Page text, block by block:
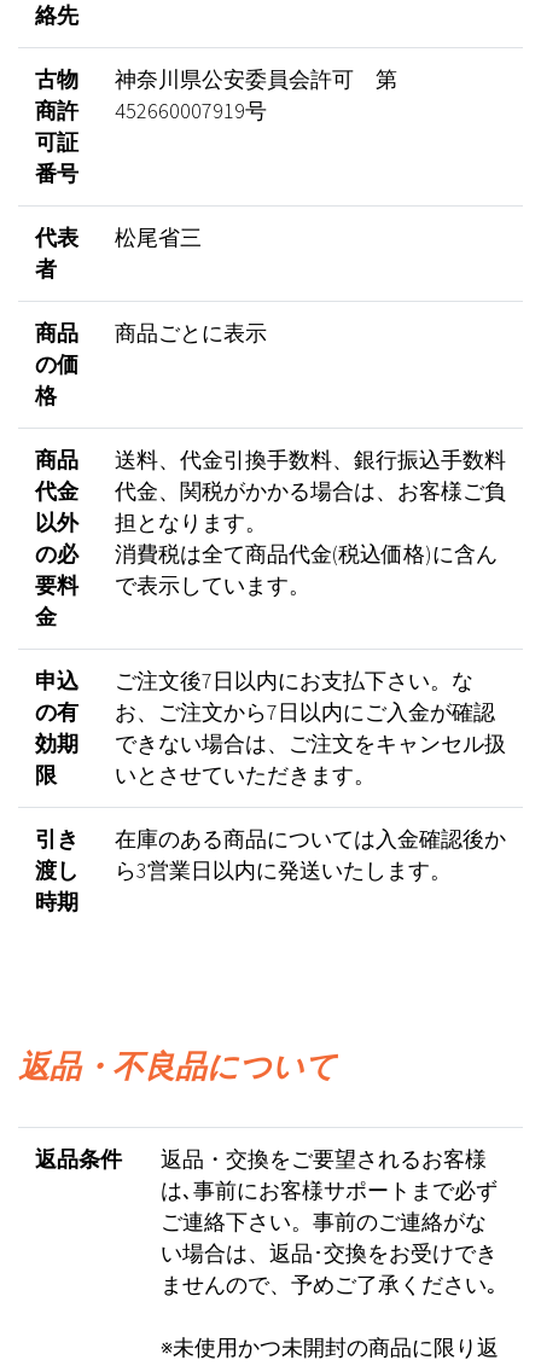
絡先
古物
商許
可証
番号
神奈川県公安委員会許可 第
452660007919号
代表
者
松尾省三
商品
の価
格
商品ごとに表示
商品
代金
以外
の必
要料
金
送料、代金引換手数料、銀行振込手数料
代金、関税がかかる場合は、お客様ご負
担となります。
消費税は全て商品代金(税込価格)に含ん
で表示しています。
申込
の有
効期
限
ご注文後7日以内にお支払下さい。な
お、ご注文から7日以内にご入金が確認
できない場合は、ご注文をキャンセル扱
いとさせていただきます。
引き
渡し
時期
在庫のある商品については入金確認後か
ら3営業日以内に発送いたします。
返品・不良品について
返品条件
返品・交換をご要望されるお客様
は､事前にお客様サポートまで必ず
ご連絡下さい。事前のご連絡がな
い場合は、返品･交換をお受けでき
ませんので、予めご了承ください｡
※未使用かつ未開封の商品に限り返